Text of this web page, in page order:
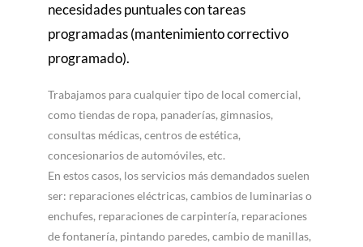
necesidades puntuales con tareas
programadas (mantenimiento correctivo
programado).
Trabajamos para cualquier tipo de local comercial,
como tiendas de ropa, panaderías, gimnasios,
consultas médicas, centros de estética,
concesionarios de automóviles, etc.
En estos casos, los servicios más demandados suelen
ser: reparaciones eléctricas, cambios de luminarias o
enchufes, reparaciones de carpintería, reparaciones
de fontanería, pintando paredes, cambio de manillas,